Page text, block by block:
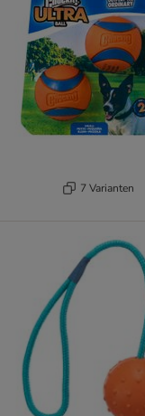
7 Varianten